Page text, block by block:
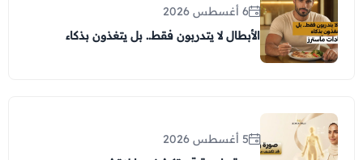
6 أغسطس 2026
الأبطال لا يتدربون فقط.. بل يتغذون بذكاء
5 أغسطس 2026